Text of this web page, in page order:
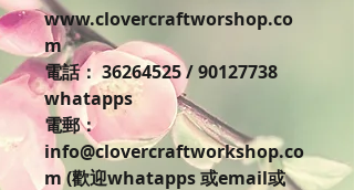
www.clovercraftworshop.co
m
電話： 36264525 / 90127738
whatapps
電郵：
info@clovercraftworkshop.co
m (歡迎whatapps 或email或